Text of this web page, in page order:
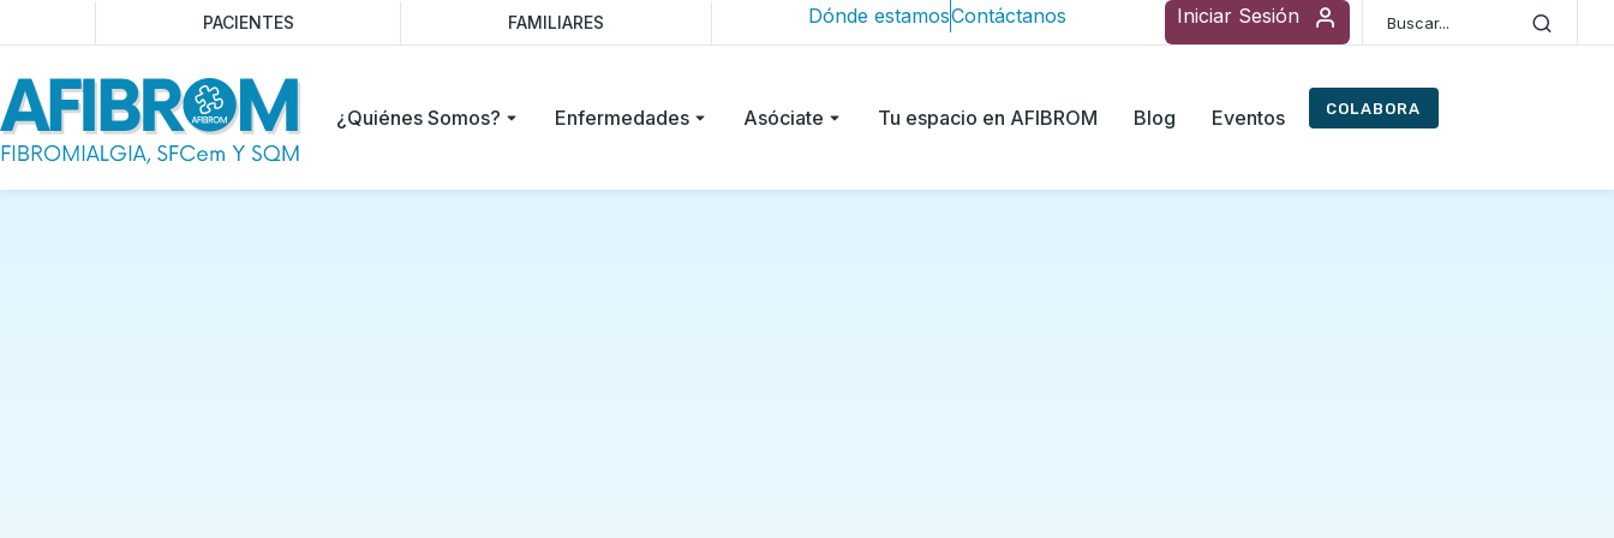
PACIENTES FAMILIARES Dónde estamosContáctanos Iniciar Sesión
¿Quiénes Somos? Enfermedades Asóciate Tu espacio en AFIBROM Blog Eventos COLABORA